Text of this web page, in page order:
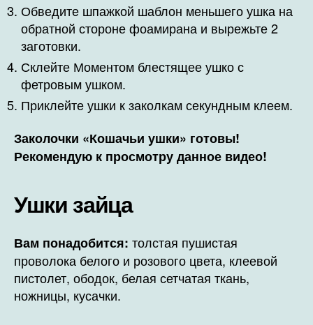
Обведите шпажкой шаблон меньшего ушка на
обратной стороне фоамирана и вырежьте 2
заготовки.
Склейте Моментом блестящее ушко с
фетровым ушком.
Приклейте ушки к заколкам секундным клеем.
Заколочки «Кошачьи ушки» готовы!
Рекомендую к просмотру данное видео!
Ушки зайца
Вам понадобится: толстая пушистая
проволока белого и розового цвета, клеевой
пистолет, ободок, белая сетчатая ткань,
ножницы, кусачки.